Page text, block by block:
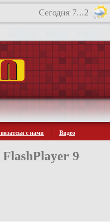
Сегодня 7...2
с нами Видео
9